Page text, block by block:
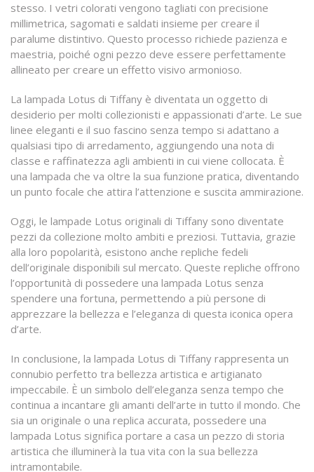
stesso. I vetri colorati vengono tagliati con precisione
millimetrica, sagomati e saldati insieme per creare il
paralume distintivo. Questo processo richiede pazienza e
maestria, poiché ogni pezzo deve essere perfettamente
allineato per creare un effetto visivo armonioso.
La lampada Lotus di Tiffany è diventata un oggetto di
desiderio per molti collezionisti e appassionati d’arte. Le sue
linee eleganti e il suo fascino senza tempo si adattano a
qualsiasi tipo di arredamento, aggiungendo una nota di
classe e raffinatezza agli ambienti in cui viene collocata. È
una lampada che va oltre la sua funzione pratica, diventando
un punto focale che attira l’attenzione e suscita ammirazione.
Oggi, le lampade Lotus originali di Tiffany sono diventate
pezzi da collezione molto ambiti e preziosi. Tuttavia, grazie
alla loro popolarità, esistono anche repliche fedeli
dell’originale disponibili sul mercato. Queste repliche offrono
l’opportunità di possedere una lampada Lotus senza
spendere una fortuna, permettendo a più persone di
apprezzare la bellezza e l’eleganza di questa iconica opera
d’arte.
In conclusione, la lampada Lotus di Tiffany rappresenta un
connubio perfetto tra bellezza artistica e artigianato
impeccabile. È un simbolo dell’eleganza senza tempo che
continua a incantare gli amanti dell’arte in tutto il mondo. Che
sia un originale o una replica accurata, possedere una
lampada Lotus significa portare a casa un pezzo di storia
artistica che illuminerà la tua vita con la sua bellezza
intramontabile.